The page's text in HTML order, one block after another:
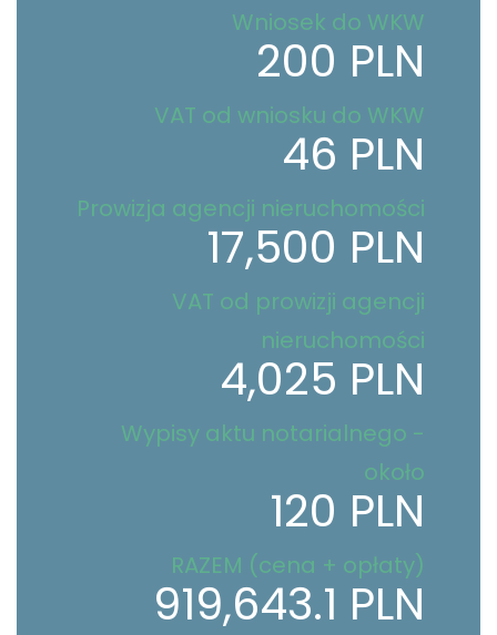
Wniosek do WKW
200 PLN
VAT od wniosku do WKW
46 PLN
Prowizja agencji nieruchomości
17,500 PLN
VAT od prowizji agencji
nieruchomości
4,025 PLN
Wypisy aktu notarialnego -
około
120 PLN
RAZEM (cena + opłaty)
919,643.1 PLN